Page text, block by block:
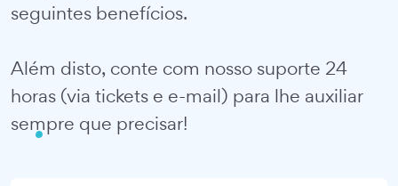
seguintes benefícios.
Além disto, conte com nosso suporte 24
horas (via tickets e e-mail) para lhe auxiliar
sempre que precisar!